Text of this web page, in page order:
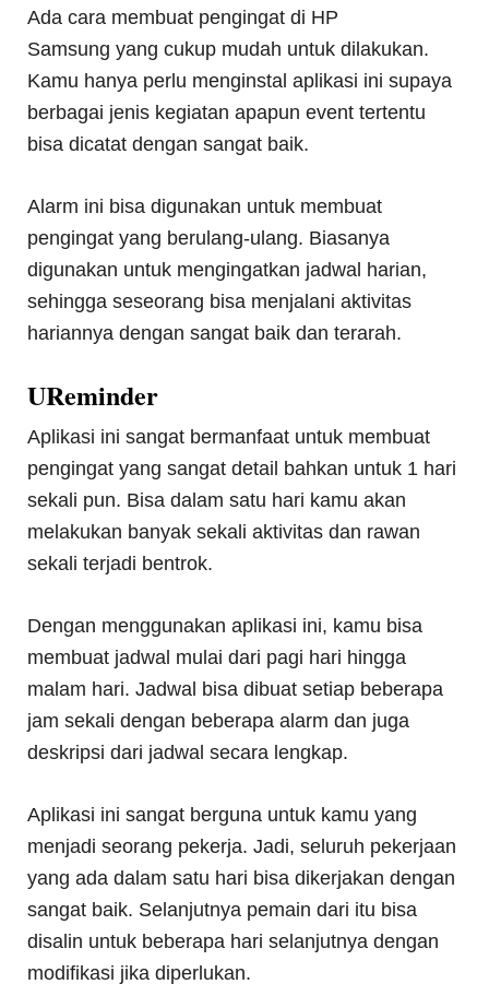
Ada cara membuat pengingat di HP
Samsung yang cukup mudah untuk dilakukan.
Kamu hanya perlu menginstal aplikasi ini supaya
berbagai jenis kegiatan apapun event tertentu
bisa dicatat dengan sangat baik.
Alarm ini bisa digunakan untuk membuat
pengingat yang berulang-ulang. Biasanya
digunakan untuk mengingatkan jadwal harian,
sehingga seseorang bisa menjalani aktivitas
hariannya dengan sangat baik dan terarah.
UReminder
Aplikasi ini sangat bermanfaat untuk membuat
pengingat yang sangat detail bahkan untuk 1 hari
sekali pun. Bisa dalam satu hari kamu akan
melakukan banyak sekali aktivitas dan rawan
sekali terjadi bentrok.
Dengan menggunakan aplikasi ini, kamu bisa
membuat jadwal mulai dari pagi hari hingga
malam hari. Jadwal bisa dibuat setiap beberapa
jam sekali dengan beberapa alarm dan juga
deskripsi dari jadwal secara lengkap.
Aplikasi ini sangat berguna untuk kamu yang
menjadi seorang pekerja. Jadi, seluruh pekerjaan
yang ada dalam satu hari bisa dikerjakan dengan
sangat baik. Selanjutnya pemain dari itu bisa
disalin untuk beberapa hari selanjutnya dengan
modifikasi jika diperlukan.